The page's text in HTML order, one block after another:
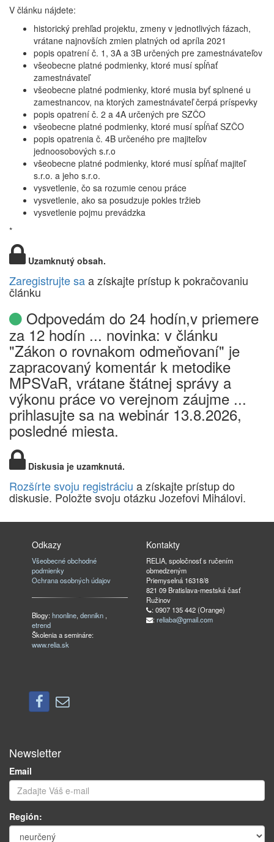
V článku nájdete:
historický prehľad projektu, zmeny v jednotlivých fázach,
vrátane najnovších zmien platných od apríla 2021
popis opatrení č. 1, 3A a 3B určených pre zamestnávateľov
všeobecne platné podmienky, ktoré musí spĺňať
zamestnávateľ
všeobecne platné podmienky, ktoré musia byť splnené u
zamestnancov, na ktorých zamestnávateľ čerpá príspevky
popis opatrení č. 2 a 4A určených pre SZČO
všeobecne platné podmienky, ktoré musí spĺňať SZČO
popis opatrenia č. 4B určeného pre majiteľov
jednoosobových s.r.o
všeobecne platné podmienky, ktoré musí spĺňať majiteľ
s.r.o. a jeho s.r.o.
vysvetlenie, čo sa rozumie cenou práce
vysvetlenie, ako sa posudzuje pokles tržieb
vysvetlenie pojmu prevádzka
*
Uzamknutý obsah.
Zaregistrujte saa získajte prístup k pokračovaniu
článku
Odpovedám do 24 hodín,v priemere
za 12 hodín ... novinka: v článku
"Zákon o rovnakom odmeňovaní" je
zapracovaný komentár k metodike
MPSVaR, vrátane štátnej správy a
výkonu práce vo verejnom záujme ...
prihlasujte sa na webinár 13.8.2026,
posledné miesta.
Diskusia je uzamknutá.
Rozšírte svoju registráciu a získajte prístup do
diskusie. Položte svoju otázku Jozefovi Mihálovi.
Odkazy
Všeobecné obchodné
podmienky
Ochrana osobných údajov
Blogy:hnonline,dennikn ,
etrend
Školenia a semináre:
www.relia.sk
Kontakty
RELIA, spoločnosť s ručením
obmedzeným
Priemyselná 16318/8
821 09 Bratislava-mestská časť
Ružinov
: 0907 135 442 (Orange)
: reliaba@gmail.com
Newsletter
Email
Región: